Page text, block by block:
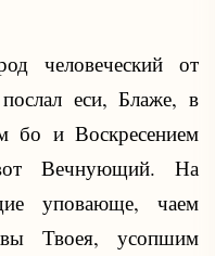
человеческий от
еси, Блаже, в
бо и Воскресением
Вечнующий. На
уповающе, чаем
Твоея, усопшим